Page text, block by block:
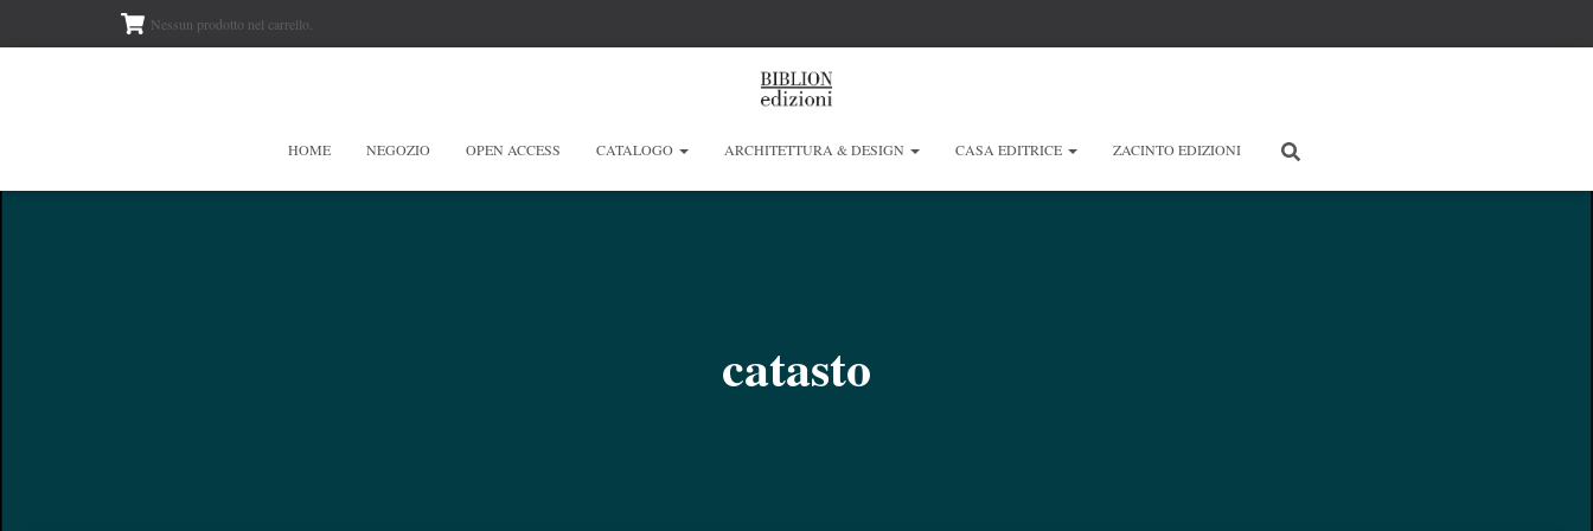
Nessun prodotto nel carrello.
HOME NEGOZIO OPEN ACCESS CATALOGO ARCHITETTURA & DESIGN CASA EDITRICE ZACINTO EDIZIONI
catasto